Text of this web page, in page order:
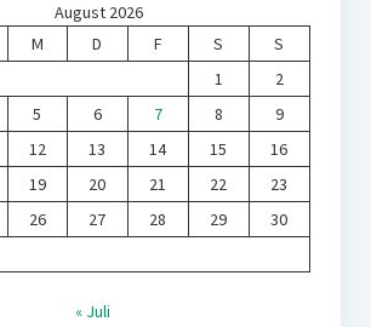
August 2026
M D F S
S
1
2
5 6 7 8
9
12 13 14 15
16
19 20 21 22
23
26 27 28 29
30
« Juli